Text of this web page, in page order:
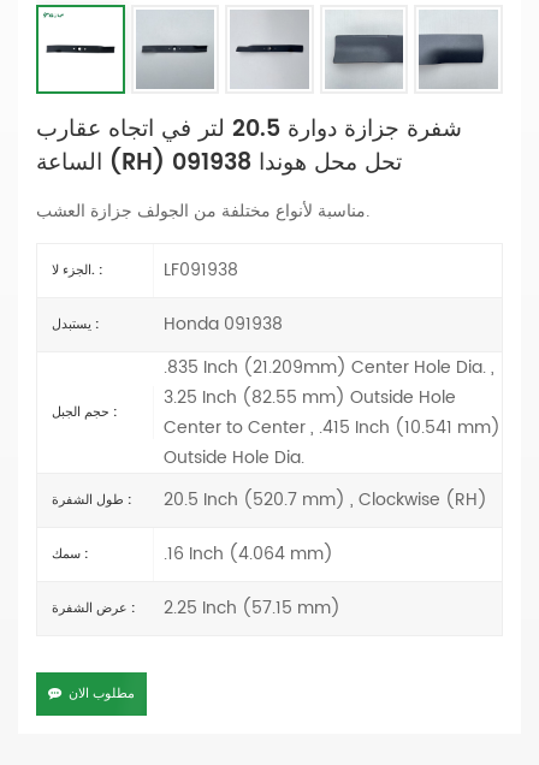
شفرة جزازة دوارة 20.5 لتر في اتجاه عقارب
الساعة (RH) تحل محل هوندا 091938
مناسبة لأنواع مختلفة من الجولف جزازة العشب
الجزء لا. : LF091938
يستبدل : Honda 091938
حجم الجبل :
.835 Inch (21.209mm) Center Hole Dia. ,
3.25 Inch (82.55 mm) Outside Hole
Center to Center , .415 Inch (10.541 mm)
Outside Hole Dia.
طول الشفرة : 20.5 Inch (520.7 mm) , Clockwise (RH)
سمك : .16 Inch (4.064 mm)
عرض الشفرة : 2.25 Inch (57.15 mm)
مطلوب الان